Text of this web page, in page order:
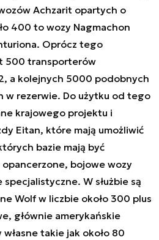
Achzarit opartych o
400 to wozy Nagmachon
Oprócz tego
500 transporterów
a kolejnych 5000 podobnych
w rezerwie. Do użytku od tego
krajowego projektu i
Eitan, które mają umożliwić
bazie mają być
bojowe wozy
W służbie są
Wolf w liczbie około 300 plus
głównie amerykańskie
takie jak około 80